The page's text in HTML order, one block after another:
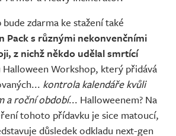
zdarma ke stažení také
Pack s různými nekonvenčními
z nichž někdo udělal smrtící
Halloween Workshop, který přidává
kontrola kalendáře kvůli
a roční období... Halloweenem? Na
tohoto přídavku je sice matoucí,
důsledek odkladu next-gen